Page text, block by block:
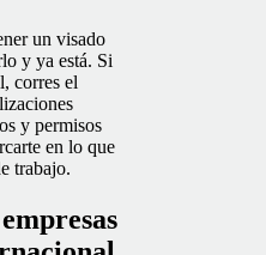
un visado
y ya está. Si
corres el
y permisos
en lo que
trabajo.